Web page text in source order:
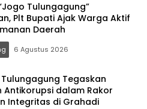
Tulungagung”
Plt Bupati Ajak Warga Aktif
Daerah
6 Agustus 2026
Tegaskan
Antikorupsi dalam Rakor
Integritas di Grahadi